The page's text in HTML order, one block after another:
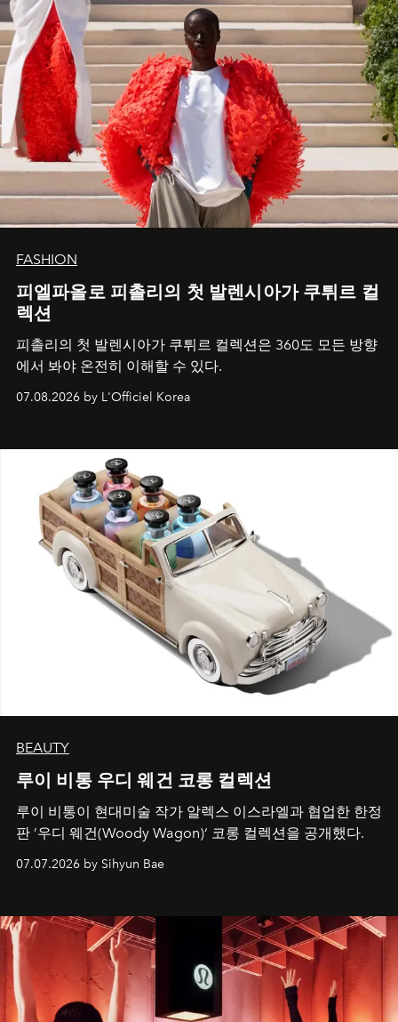
FASHION
피엘파올로 피촐리의 첫 발렌시아가 쿠튀르 컬
렉션
피촐리의 첫 발렌시아가 쿠튀르 컬렉션은 360도 모든 방향
에서 봐야 온전히 이해할 수 있다.
07.08.2026 by L'Officiel Korea
BEAUTY
루이 비통 우디 웨건 코롱 컬렉션
루이 비통이 현대미술 작가 알렉스 이스라엘과 협업한 한정
판 ’우디 웨건(Woody Wagon)‘ 코롱 컬렉션을 공개했다.
07.07.2026 by Sihyun Bae